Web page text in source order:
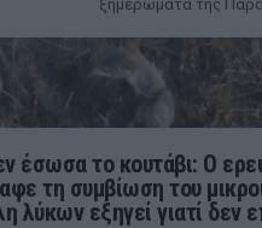
ξημερώματα της
έσωσα το κουτάβι: Ο
τη συμβίωση του
λύκων εξηγεί γιατί δεν